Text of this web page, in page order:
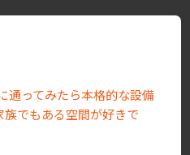
通ってみたら本格的な設備
でもある空間が好きで